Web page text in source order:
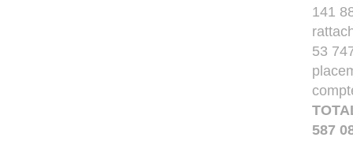
141
53
587